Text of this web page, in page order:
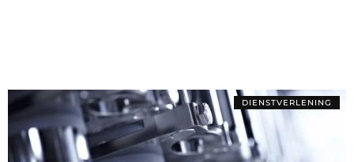
DIENSTVERLENING